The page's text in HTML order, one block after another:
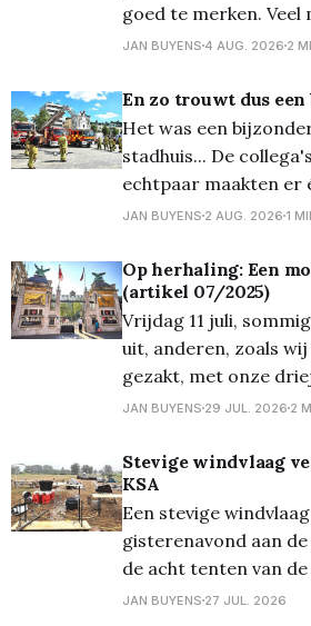
goed te merken. Veel
decennia wonen,
de buren die ze al
verandert er met
JAN BUYENS 4 AUG. 2026 2
En zo trouwt dus
Het was een
stadhuis... De
echtpaar maakten er
bijzonder moment
'van de grond'...
JAN BUYENS 2 AUG. 2026 1
Op herhaling: Een
(artikel 07/2025)
Vrijdag 11 juli,
uit, anderen, zoals
gezakt, met onze
naar de Antwerpse
picknick ... en weg
vertrok stipt op tijd
JAN BUYENS 29 JUL. 2026 2
Stevige windvlaag
KSA
Een stevige
gisterenavond aan de
de acht tenten van de
volledig vernield of
JAN BUYENS 27 JUL. 2026